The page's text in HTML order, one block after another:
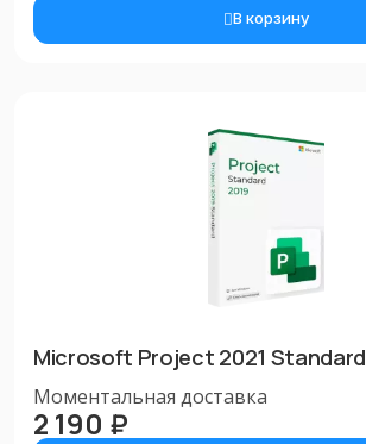
В корзину
Microsoft Project 2021 Standard
Моментальная доставка
2 190 ₽